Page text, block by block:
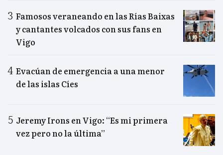
Famosos veraneando en las Rías Baixas
y cantantes volcados con sus fans en
Vigo
Evacúan de emergencia a una menor
de las islas Cíes
Jeremy Irons en Vigo: “Es mi primera
vez pero no la última”